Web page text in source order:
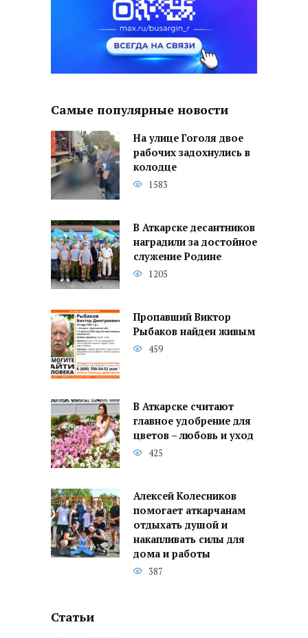
Самые популярные новости
На улице Гоголя двое
рабочих задохнулись в
колодце
1583
В Аткарске десантников
наградили за достойное
служение Родине
1205
Пропавший Виктор
Рыбаков найден живым
459
В Аткарске считают
главное удобрение для
цветов – любовь и уход
425
Алексей Колесников
помогает аткарчанам
отдыхать душой и
накапливать силы для
дома и работы
387
Статьи